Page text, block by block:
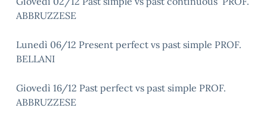
ABBRUZZESE
Lunedì 06/12 Present perfect vs past simple PROF.
BELLANI
Giovedì 16/12 Past perfect vs past simple PROF.
ABBRUZZESE